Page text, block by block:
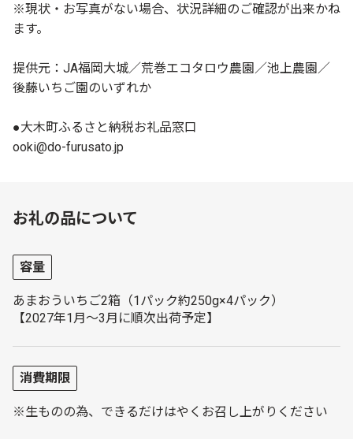
※現状・お写真がない場合、状況詳細のご確認が出来かね
ます。
提供元：JA福岡大城／荒巻エコタロウ農園／池上農園／
後藤いちご園のいずれか
●大木町ふるさと納税お礼品窓口
ooki@do-furusato.jp
お礼の品について
容量
あまおういちご2箱（1パック約250g×4パック）
【2027年1月～3月に順次出荷予定】
消費期限
※生ものの為、できるだけはやくお召し上がりください